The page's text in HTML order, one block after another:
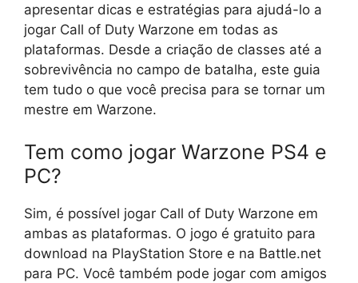
apresentar dicas e estratégias para ajudá-lo a
jogar Call of Duty Warzone em todas as
plataformas. Desde a criação de classes até a
sobrevivência no campo de batalha, este guia
tem tudo o que você precisa para se tornar um
mestre em Warzone.
Tem como jogar Warzone PS4 e
PC?
Sim, é possível jogar Call of Duty Warzone em
ambas as plataformas. O jogo é gratuito para
download na PlayStation Store e na Battle.net
para PC. Você também pode jogar com amigos